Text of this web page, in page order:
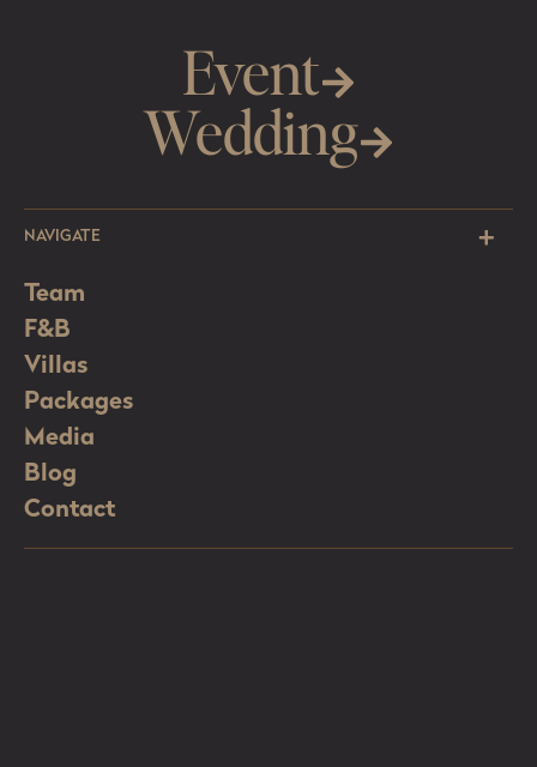
Event
Wedding
NAVIGATE
Team
F&B
Villas
Packages
Media
Blog
Contact